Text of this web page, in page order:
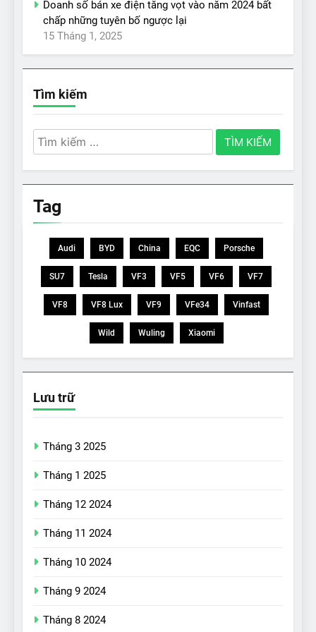
Doanh số bán xe điện tăng vọt vào năm 2024 bất
chấp những tuyên bố ngược lại
15 Tháng 1, 2025
Tìm kiếm
Tìm
kiếm
Tag
Audi BYD China EQC Porsche
SU7 Tesla VF3 VF5 VF6 VF7
VF8 VF8 Lux VF9 VFe34 Vinfast
Wild Wuling Xiaomi
Lưu trữ
Tháng 3 2025
Tháng 1 2025
Tháng 12 2024
Tháng 11 2024
Tháng 10 2024
Tháng 9 2024
Tháng 8 2024